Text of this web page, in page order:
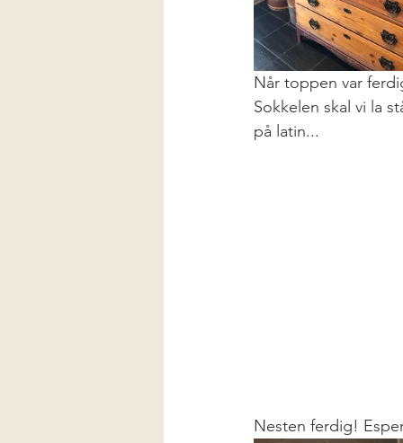
Når toppen var
Sokkelen skal vi la
på latin...
Nesten ferdig!